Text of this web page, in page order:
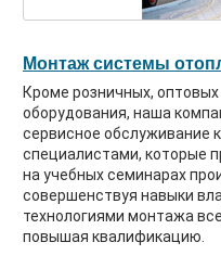
Монтаж системы
Кроме розничных,
оборудования, наша
сервисное обслуживание
специалистами, которые
на учебных семинарах
совершенствуя навыки
технологиями монтажа
повышая квалификацию.